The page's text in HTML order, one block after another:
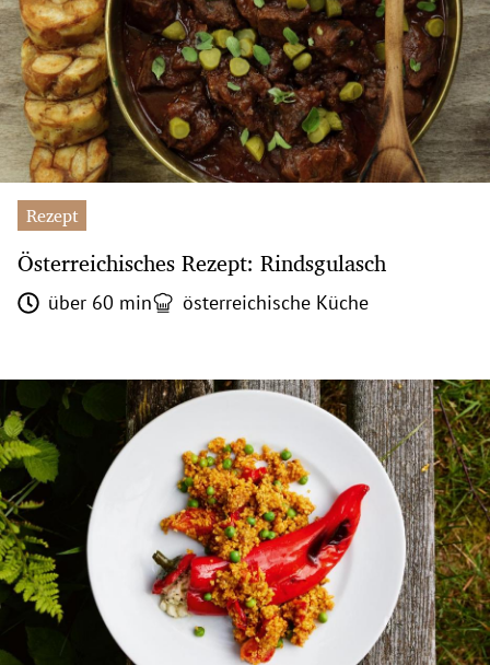
Rezept
Österreichisches Rezept: Rindsgulasch
über 60 min österreichische Küche